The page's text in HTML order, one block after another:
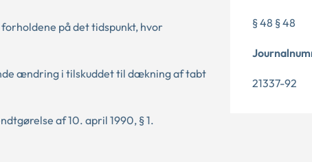
på det tidspunkt, hvor
ændring i tilskuddet til dækning af tabt
af 10. april 1990, § 1.
§ 48 § 48
21337-92